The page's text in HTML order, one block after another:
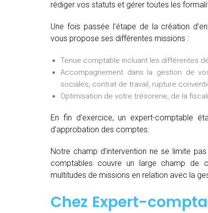
rédiger vos statuts et gérer toutes les
Une fois passée l’étape de la création
vous propose ses différentes missions :
Tenue comptable incluant les différentes
Accompagnement dans la gestion de
sociales, contrat de travail, rupture
Optimisation de votre trésorerie, de la
En fin d’exercice, un expert-comptable
d’approbation des comptes.
Notre champ d’intervention ne se limite
comptables couvre un large champ de
multitudes de missions en relation avec la
Chez Expert-